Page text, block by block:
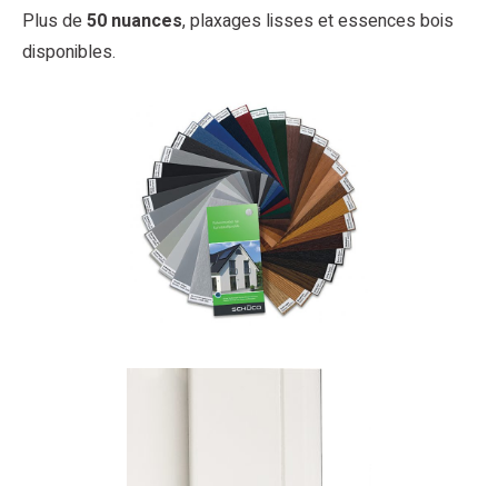
Plus de50 nuances, plaxages lisses et essences bois
disponibles.